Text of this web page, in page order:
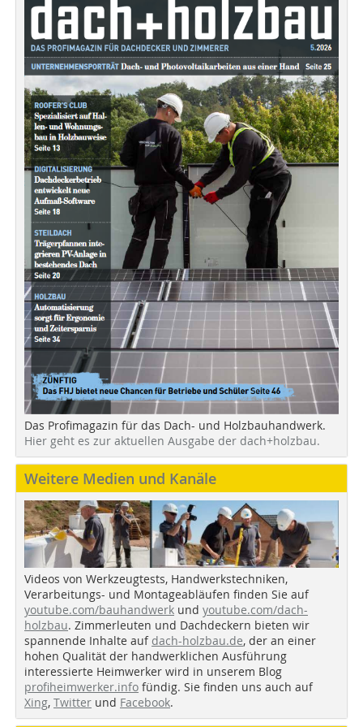
Das Profimagazin für das Dach- und Holzbauhandwerk.
Hier geht es zur aktuellen Ausgabe der dach+holzbau.
Weitere Medien und Kanäle
Videos von Werkzeugtests, Handwerkstechniken,
Verarbeitungs- und Montageabläufen finden Sie auf
youtube.com/bauhandwerk und youtube.com/dach-
holzbau. Zimmerleuten und Dachdeckern bieten wir
spannende Inhalte auf dach-holzbau.de, der an einer
hohen Qualität der handwerklichen Ausführung
interessierte Heimwerker wird in unserem Blog
profiheimwerker.info fündig. Sie finden uns auch auf
Xing, Twitter und Facebook.